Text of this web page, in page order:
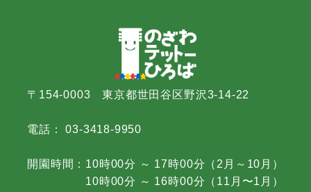
〒154-0003 東京都世田谷区野沢3-14-22
電話： 03-3418-9950
開園時間：10時00分 ～ 17時00分（2月～10月）
10時00分 ～ 16時00分（11月〜1月）